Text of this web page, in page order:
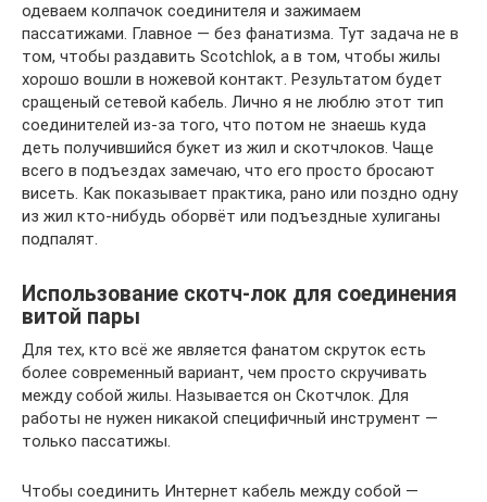
одеваем колпачок соединителя и зажимаем
пассатижами. Главное — без фанатизма. Тут задача не в
том, чтобы раздавить Scotchlok, а в том, чтобы жилы
хорошо вошли в ножевой контакт. Результатом будет
сращеный сетевой кабель. Лично я не люблю этот тип
соединителей из-за того, что потом не знаешь куда
деть получившийся букет из жил и скотчлоков. Чаще
всего в подъездах замечаю, что его просто бросают
висеть. Как показывает практика, рано или поздно одну
из жил кто-нибудь оборвёт или подъездные хулиганы
подпалят.
Использование скотч-лок для соединения
витой пары
Для тех, кто всё же является фанатом скруток есть
более современный вариант, чем просто скручивать
между собой жилы. Называется он Скотчлок. Для
работы не нужен никакой специфичный инструмент —
только пассатижы.
Чтобы соединить Интернет кабель между собой —